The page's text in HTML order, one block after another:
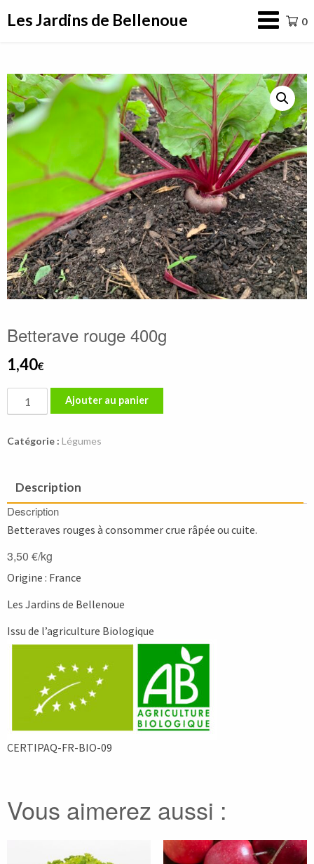
auLes Jardins de Bellenoue 0
Betterave rouge 400g
1,40€
quantité
de
rouge
Ajouter au panier
Catégorie : Légumes
Description
Description
Betteraves rouges à consommer crue râpée ou cuite.
3,50 €/kg
Origine : France
Les Jardins de Bellenoue
Issu de l’agriculture Biologique
CERTIPAQ-FR-BIO-09
Vous aimerez aussi :